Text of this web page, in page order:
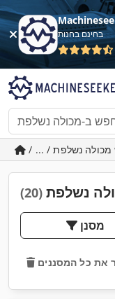
בחינם בחנות
נשלפת (20)
מסנן
את כל המסננים